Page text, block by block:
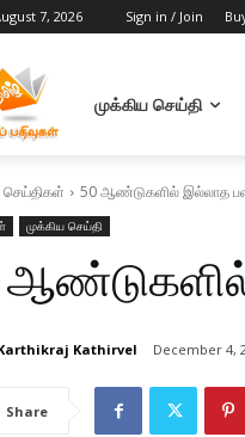
7, 2026 Sign in / Join
முக்கிய செய்தி
செய்திகள் 50 ஆண்டுகளில் இல்லாத
முக்கிய செய்தி
Kathirvel December 4,
Share